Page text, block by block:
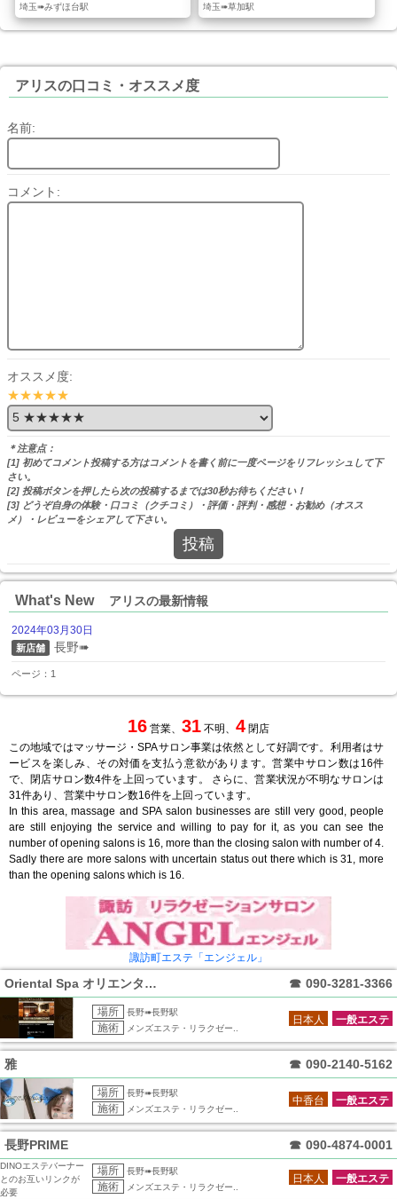
埼玉➠みずほ台駅 埼玉➠草加駅
アリスの口コミ・オススメ度
名前:
コメント:
オススメ度:
★★★★★
＊注意点：
[1] 初めてコメント投稿する方はコメントを書く前に一度ページをリフレッシュして下
さい。
[2] 投稿ボタンを押したら次の投稿するまでは30秒お待ちください！
[3] どうぞ自身の体験・口コミ（クチコミ）・評価・評判・感想・お勧め（オスス
メ）・レビューをシェアして下さい。
投稿
What's New アリスの最新情報
2024年03月30日
新店舗 長野➠
ページ：1
16 営業、 31 不明、 4 閉店
この地域ではマッサージ・SPAサロン事業は依然として好調です。利用者はサ
ービスを楽しみ、その対価を支払う意欲があります。営業中サロン数は16件
で、閉店サロン数4件を上回っています。 さらに、営業状況が不明なサロンは
31件あり、営業中サロン数16件を上回っています。
In this area, massage and SPA salon businesses are still very good, people
are still enjoying the service and willing to pay for it, as you can see the
number of opening salons is 16, more than the closing salon with number of 4.
Sadly there are more salons with uncertain status out there which is 31, more
than the opening salons which is 16.
諏訪町エステ「エンジェル」
Oriental Spa オリエンタルス ☎ 090-3281-3366
場所 長野➠長野駅
施術 メンズエステ・リラクゼー..
一般エステ
日本人
雅 ☎ 090-2140-5162
場所 長野➠長野駅
施術 メンズエステ・リラクゼー..
一般エステ
中香台
長野PRIME ☎ 090-4874-0001
DINOエステバーナー
とのお互いリンクが
必要
場所 長野➠長野駅
施術 メンズエステ・リラクゼー..
一般エステ
日本人